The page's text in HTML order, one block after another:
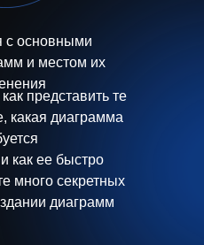
с основными
и местом их
представить те
какая диаграмма
как ее быстро
много секретных
диаграмм